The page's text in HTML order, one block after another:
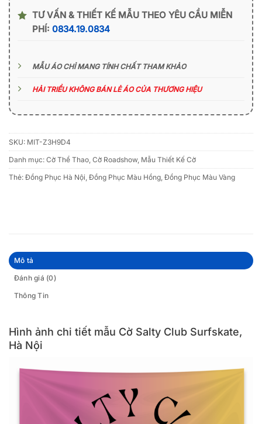
TƯ VẤN & THIẾT KẾ MẪU THEO YÊU CẦU MIỄN
PHÍ: 0834.19.0834
MẪU ÁO CHỈ MANG TÍNH CHẤT THAM KHẢO
HẢI TRIỀU KHÔNG BÁN LẺ ÁO CỦA THƯƠNG HIỆU
SKU: MIT-Z3H9D4
Danh mục: Cờ Thể Thao Cờ Roadshow, Mẫu Thiết Kế Cờ
Thẻ: Đồng Phục Hà Nội Đồng Phục Màu Hồng Đồng Phục Màu Vàng
Mô tả
Đánh giá (0)
Thông Tin
Hình ảnh chi tiết mẫu Cờ Salty Club Surfskate,
Hà Nội